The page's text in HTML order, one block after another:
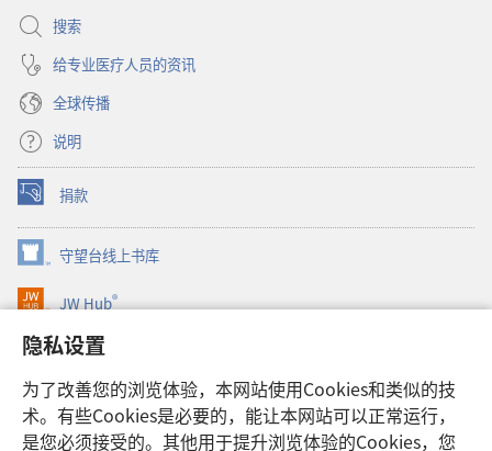
隐私设置
为了改善您的浏览体验，本网站使用Cookies和类似的技
术。有些Cookies是必要的，能让本网站可以正常运行，
是您必须接受的。其他用于提升浏览体验的Cookies，您
搜索
给专业医疗人员的资讯
全球传播
说明
捐款
（打
开
新
窗
口）
守望台线上书库
（打
开
新
口）
JW Hub®
（打
开
新
窗
口）
JW Library®
Watchtower Library